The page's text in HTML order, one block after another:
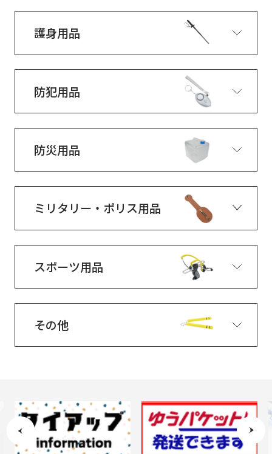
護身用品
防犯用品
防災用品
ミリタリー・ポリス用品
スポーツ用品
その他